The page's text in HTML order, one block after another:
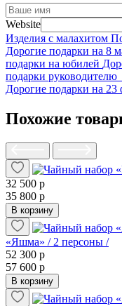
Website
Изделия с малахитом
Дорогие подарки на 8
подарки на юбилей
подарки руководителю
Дорогие подарки на 23
Похожие
32 500 р
35 800 р
В корзину
«Яшма» / 2 персоны /
52 300 р
57 600 р
В корзину